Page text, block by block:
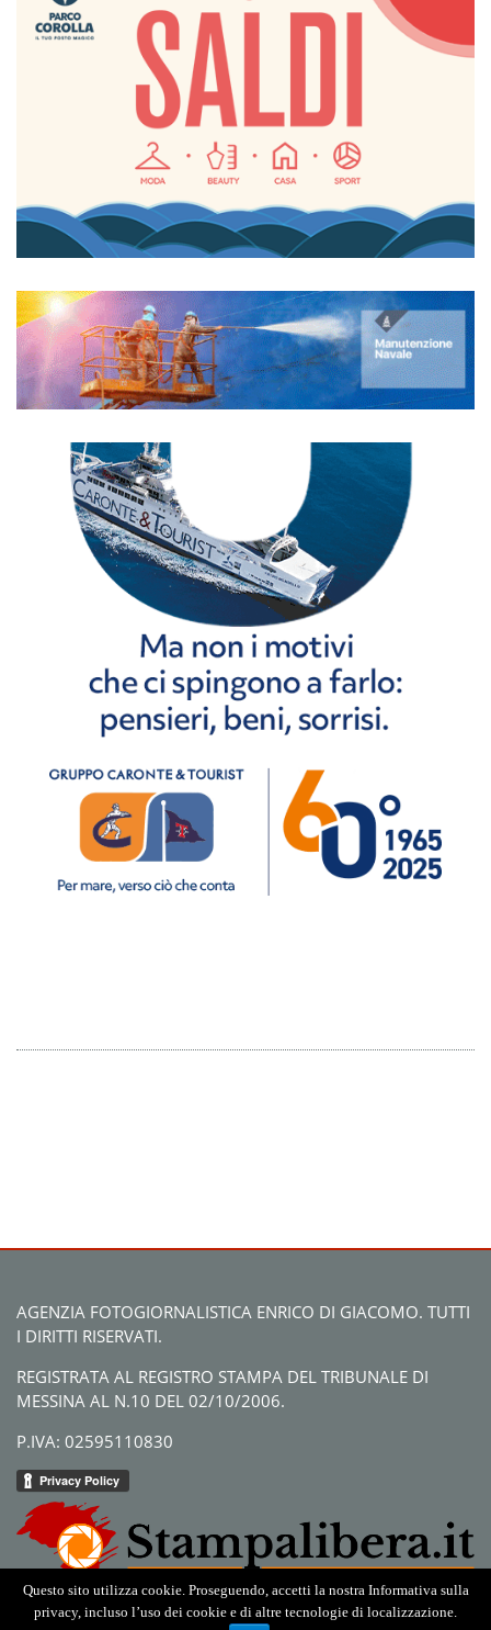
AGENZIA FOTOGIORNALISTICA ENRICO DI GIACOMO. TUTTI
I DIRITTI RISERVATI.
REGISTRATA AL REGISTRO STAMPA DEL TRIBUNALE DI
MESSINA AL N.10 DEL 02/10/2006.
P.IVA: 02595110830
Questo sito utilizza cookie. Proseguendo, accetti la nostra Informativa sulla
privacy, incluso l’uso dei cookie e di altre tecnologie di localizzazione.